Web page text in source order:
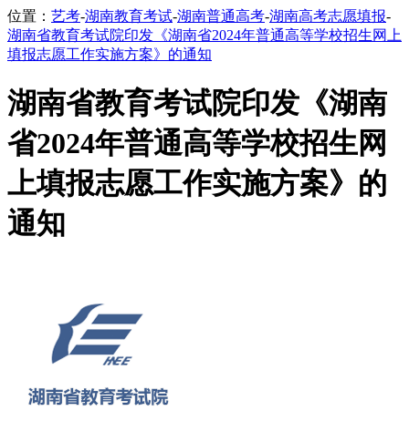
位置： 艺考-湖南教育考试-湖南普通高考-湖南高考志愿填报-
湖南省教育考试院印发《湖南省2024年普通高等学校招生网上
填报志愿工作实施方案》的通知
湖南省教育考试院印发《湖南
省2024年普通高等学校招生网
上填报志愿工作实施方案》的
通知